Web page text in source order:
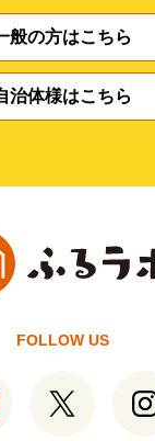
般の方はこちら
治体様はこちら
FOLLOW US